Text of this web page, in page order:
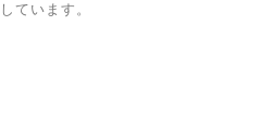
ています。